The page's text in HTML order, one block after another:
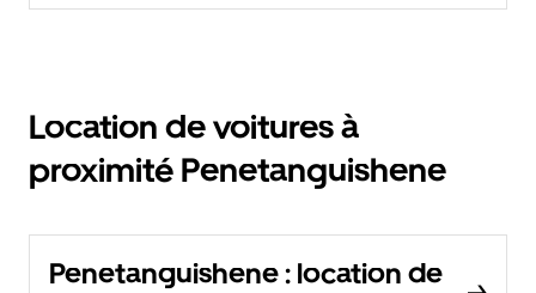
Location de voitures à
proximité Penetanguishene
Penetanguishene : location de